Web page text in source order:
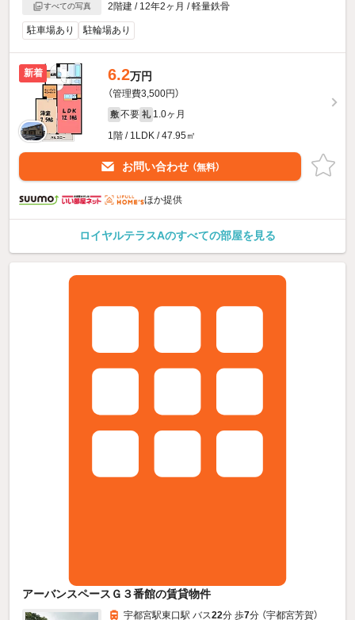
すべての写真
2階建 / 12年2ヶ月 / 軽量鉄骨
駐車場あり 駐輪場あり
新着 6.2万円
（管理費3,500円）
敷 不要 礼 1.0ヶ月
1階 / 1LDK / 47.95㎡
お問い合わせ （無料）
ほか提供
ロイヤルテラスAのすべての部屋を見る
アーバンスペースＧ３番館の賃貸物件
宇都宮駅東口駅 バス22分 歩7分 （宇都宮芳賀）